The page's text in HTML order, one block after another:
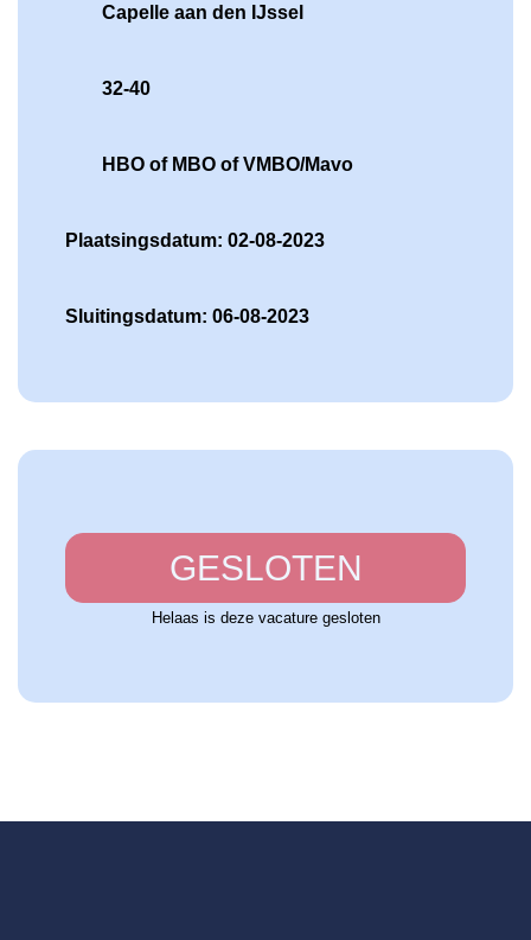
Capelle aan den IJssel
32-40
HBO of MBO of VMBO/Mavo
Plaatsingsdatum: 02-08-2023
Sluitingsdatum: 06-08-2023
GESLOTEN
Helaas is deze vacature gesloten